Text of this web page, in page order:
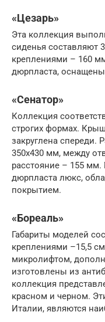
«Цезарь»
Эта коллекция
сиденья составляют
креплениями – 160
дюрпласта,
«Сенатор»
Коллекция
строгих формах.
закруглена спереди.
350х430 мм, между
расстояние – 155
дюрпласта люкс,
покрытием.
«Бореаль»
Габариты моделей
креплениями –15,5
микролифтом,
изготовлены из
коллекция
красном и черном.
Италии, являются